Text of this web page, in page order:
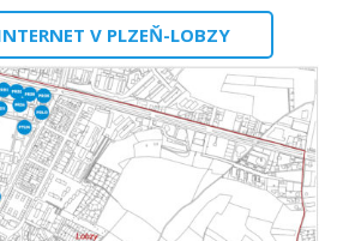
V PLZEŇ-LOBZY